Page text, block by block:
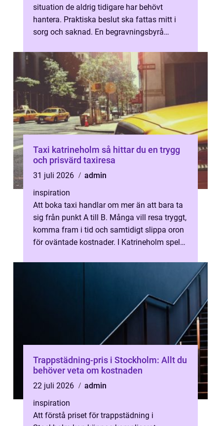
situation de aldrig tidigare har behövt
hantera. Praktiska beslut ska fattas mitt i
sorg och saknad. En begravningsbyrå
Taxi katrineholm så hittar du en trygg
och prisvärd taxiresa
31 juli 2026
admin
inspiration
Att boka taxi handlar om mer än att bara ta
sig från punkt A till B. Många vill resa tryggt,
komma fram i tid och samtidigt slippa oron
för oväntade kostnader. I Katrineholm spelar
Trappstädning-pris i Stockholm: Allt du
behöver veta om kostnaden
22 juli 2026
admin
inspiration
Att förstå priset för trappstädning i